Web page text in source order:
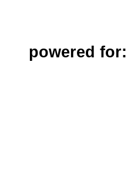
powered for: